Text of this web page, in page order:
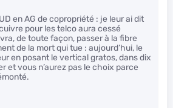
en AG de copropriété : je leur ai dit
pour les telco aura cessé
de toute façon, passer à la fibre
de la mort qui tue : aujourd’hui, le
en posant le vertical gratos, dans dix
et vous n’aurez pas le choix parce